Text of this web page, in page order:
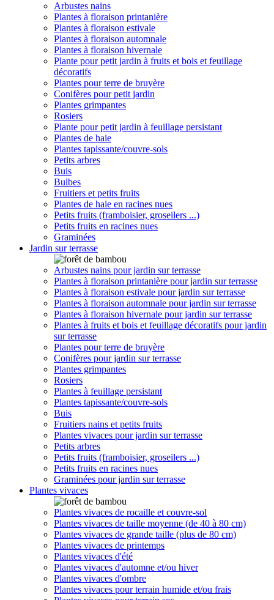
Arbustes nains
Plantes à floraison printanière
Plantes à floraison estivale
Plantes à floraison automnale
Plantes à floraison hivernale
Plante pour petit jardin à fruits et bois et feuillage
décoratifs
Plantes pour terre de bruyère
Conifères pour petit jardin
Plantes grimpantes
Rosiers
Plante pour petit jardin à feuillage persistant
Plantes de haie
Plantes tapissante/couvre-sols
Petits arbres
Buis
Bulbes
Fruitiers et petits fruits
Plantes de haie en racines nues
Petits fruits (framboisier, groseilers ...)
Petits fruits en racines nues
Graminées
Jardin sur terrasse
Arbustes nains pour jardin sur terrasse
Plantes à floraison printanière pour jardin sur terrasse
Plantes à floraison estivale pour jardin sur terrasse
Plantes à floraison automnale pour jardin sur terrasse
Plantes à floraison hivernale pour jardin sur terrasse
Plantes à fruits et bois et feuillage décoratifs pour jardin
sur terrasse
Plantes pour terre de bruyère
Conifères pour jardin sur terrasse
Plantes grimpantes
Rosiers
Plantes à feuillage persistant
Plantes tapissante/couvre-sols
Buis
Fruitiers nains et petits fruits
Plantes vivaces pour jardin sur terrasse
Petits arbres
Petits fruits (framboisier, groseilers ...)
Petits fruits en racines nues
Graminées pour jardin sur terrasse
Plantes vivaces
Plantes vivaces de rocaille et couvre-sol
Plantes vivaces de taille moyenne (de 40 à 80 cm)
Plantes vivaces de grande taille (plus de 80 cm)
Plantes vivaces de printemps
Plantes vivaces d'été
Plantes vivaces d'automne et/ou hiver
Plantes vivaces d'ombre
Plantes vivaces pour terrain humide et/ou frais